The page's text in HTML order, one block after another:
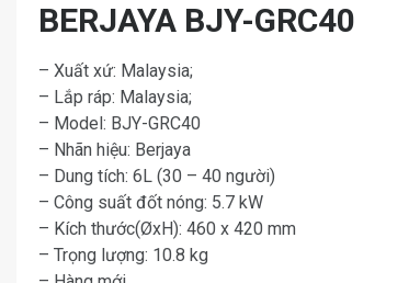
BERJAYA BJY-GRC40
– Xuất xứ: Malaysia;
– Lắp ráp: Malaysia;
– Model: BJY-GRC40
– Nhãn hiệu: Berjaya
– Dung tích: 6L (30 – 40 người)
– Công suất đốt nóng: 5.7 kW
– Kích thước(ØxH): 460 x 420 mm
– Trọng lượng: 10.8 kg